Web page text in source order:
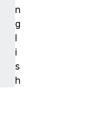
n
g
l
i
s
h